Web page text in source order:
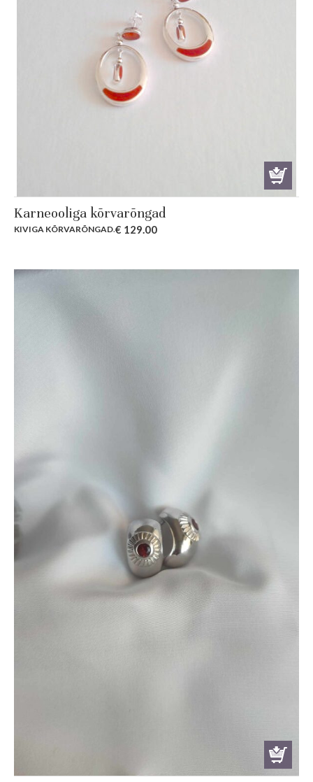
Karneooliga kõrvarõngad
KIVIGA KÕRVARÕNGAD.€ 129.00